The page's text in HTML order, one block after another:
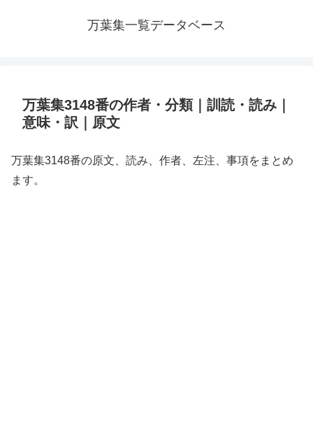
万葉集一覧データベース
万葉集3148番の作者・分類｜訓読・読み｜
意味・訳｜原文
万葉集3148番の原文、読み、作者、左注、事項をまとめ
ます。